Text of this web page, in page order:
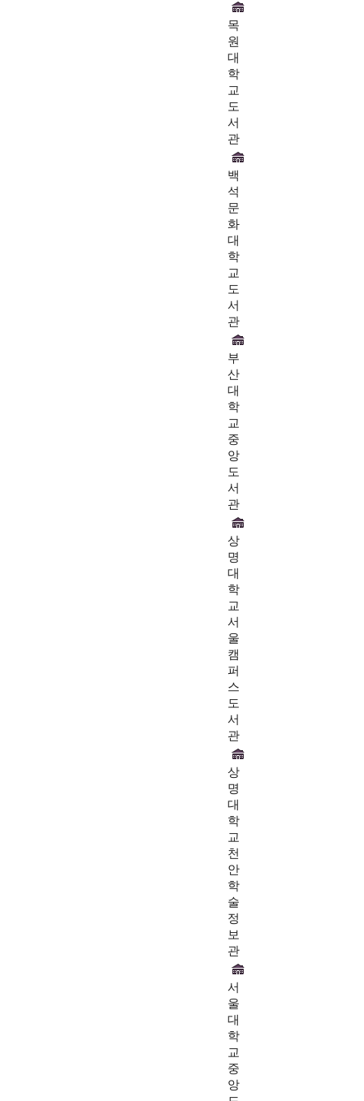
목
원
대
학
교
도
서
관
백
석
문
화
대
학
교
도
서
관
부
산
대
학
교
중
앙
도
서
관
상
명
대
학
교
서
울
캠
퍼
스
도
서
관
상
명
대
학
교
천
안
학
술
정
보
관
서
울
대
학
교
중
앙